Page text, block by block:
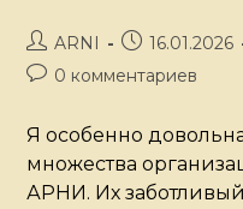
ARNI 16.01.2026
0 комментариев
Я особенно
множества
АРНИ. Их